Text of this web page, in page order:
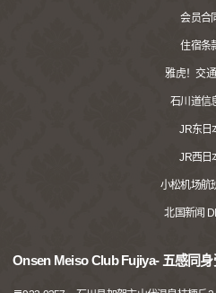
会员合
住宿条
雅虎！交
石川道信
JR东日
JR西日
小松机场航
北国新闻
Onsen Meiso Club Fujiya- 五感同